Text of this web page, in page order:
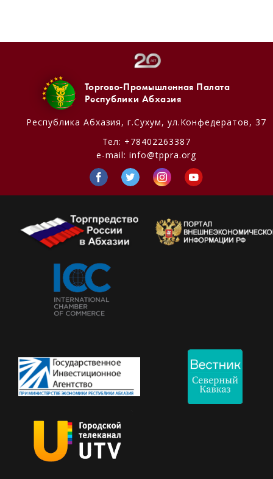
Торгово-Промышленная Палата
Республики Абхазия
Республика Абхазия, г.Сухум, ул.Конфедератов, 37
Тел: +78402263387
e-mail:info@tppra.org